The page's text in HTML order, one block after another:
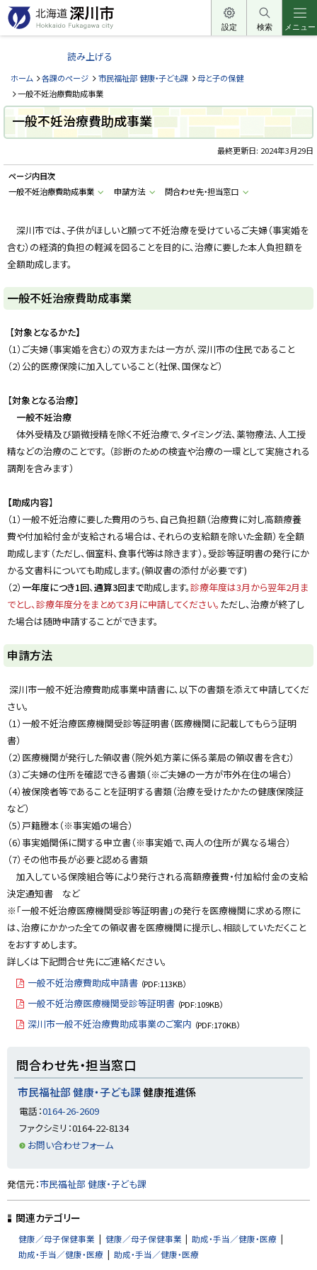
本
文
へ
ー
北
道
深
川
市
H
k
a
a
g
a
a
c
設定 検索 メニュー
読み上げる
ホーム 各課のページ 市民福祉部 健康・子ども課
母と子の保健
一般不妊治療費助成事業
一般不妊治療費助成事業
最終更新日: 2024年3月29日
ページ内目次
一般不妊治療費助成事業
申請方法 問合わせ先・担当窓口
深川市では、子供がほしいと願って不妊治療を受けているご夫婦（事実婚を
含む）の経済的負担の軽減を図ることを目的に、治療に要した本人負担額を
全額助成します。
一般不妊治療費助成事業
【対象となるかた】
（1）ご夫婦（事実婚を含む）の双方または一方が、深川市の住民であること
（2）公的医療保険に加入していること（社保、国保など）
【対象となる治療】
一般不妊治療
体外受精及び顕微授精を除く不妊治療で、タイミング法、薬物療法、人工授
精などの治療のことです。 （診断のための検査や治療の一環として実施される
調剤を含みます）
【助成内容】
（1）一般不妊治療に要した費用のうち、自己負担額（治療費に対し高額療養
費や付加給付金が支給される場合は、それらの支給額を除いた金額）を全額
助成します（ただし、個室料、食事代等は除きます）。受診等証明書の発行にか
かる文書料についても助成します。(領収書の添付が必要です)
（2） 一年度につき1回、通算3回まで助成します。診療年度は3月から翌年2月ま
でとし、診療年度分をまとめて3月に申請してください。 ただし、治療が終了し
た場合は随時申請することができます。
ト
ッ
プ
に
戻
る
申請方法
深川市一般不妊治療費助成事業申請書に、以下の書類を添えて申請してくだ
さい。
（1）一般不妊治療医療機関受診等証明書（医療機関に記載してもらう証明
書）
（2）医療機関が発行した領収書（院外処方薬に係る薬局の領収書を含む）
（3）ご夫婦の住所を確認できる書類（※ご夫婦の一方が市外在住の場合）
（4）被保険者等であることを証明する書類（治療を受けたかたの健康保険証
など）
（5）戸籍謄本（※事実婚の場合）
（6）事実婚関係に関する申立書（※事実婚で、両人の住所が異なる場合）
（7）その他市長が必要と認める書類
加入している保険組合等により発行される高額療養費・付加給付金の支給
決定通知書 など
※「一般不妊治療医療機関受診等証明書」の発行を医療機関に求める際に
は、治療にかかった全ての領収書を医療機関に提示し、相談していただくこと
をおすすめします。
詳しくは下記問合せ先にご連絡ください。
一般不妊治療費助成申請書 （PDF:113KB）
一般不妊治療医療機関受診等証明書 （PDF:109KB）
深川市一般不妊治療費助成事業のご案内 （PDF:170KB）
問合わせ先・担当窓口
市民福祉部 健康・子ども課健康推進係
電話：0164-26-2609
ファクシミリ：0164-22-8134
お問い合わせフォーム
ト
ッ
プ
発信元：市民福祉部 健康・子ども課
関連カテゴリー
健康／母子保健事業 健康／母子保健事業
助成・手当／健康・医療
助成・手当／健康・医療
助成・手当／健康・医療